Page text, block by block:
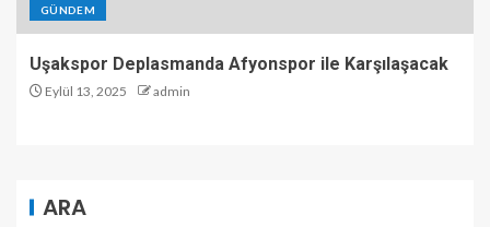
GÜNDEM
Uşakspor Deplasmanda Afyonspor ile Karşılaşacak
Eylül 13, 2025 admin
ARA